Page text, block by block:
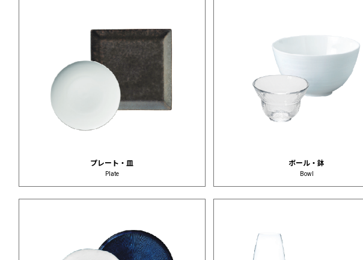
プレート・皿
Plate
ボール・鉢
Bowl